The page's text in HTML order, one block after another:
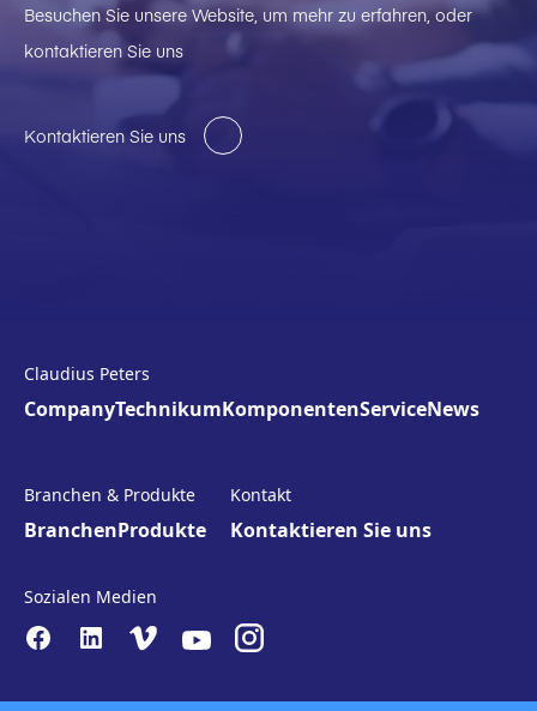
Besuchen Sie unsere Website, um mehr zu erfahren, oder
kontaktieren Sie uns
Kontaktieren Sie uns
Claudius Peters
CompanyTechnikumKomponentenServiceNews
Branchen & Produkte
BranchenProdukte
Kontakt
Kontaktieren Sie uns
Sozialen Medien